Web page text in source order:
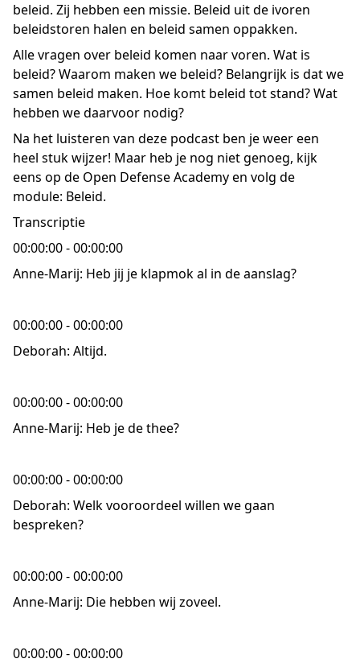
beleid. Zij hebben een missie. Beleid uit de ivoren
beleidstoren halen en beleid samen oppakken.
Alle vragen over beleid komen naar voren. Wat is
beleid? Waarom maken we beleid? Belangrijk is dat we
samen beleid maken. Hoe komt beleid tot stand? Wat
hebben we daarvoor nodig?
Na het luisteren van deze podcast ben je weer een
heel stuk wijzer! Maar heb je nog niet genoeg, kijk
eens op de Open Defense Academy en volg de
module: Beleid.
Transcriptie
00:00:00 - 00:00:00
Anne-Marij: Heb jij je klapmok al in de aanslag?
00:00:00 - 00:00:00
Deborah: Altijd.
00:00:00 - 00:00:00
Anne-Marij: Heb je de thee?
00:00:00 - 00:00:00
Deborah: Welk vooroordeel willen we gaan
bespreken?
00:00:00 - 00:00:00
Anne-Marij: Die hebben wij zoveel.
00:00:00 - 00:00:00